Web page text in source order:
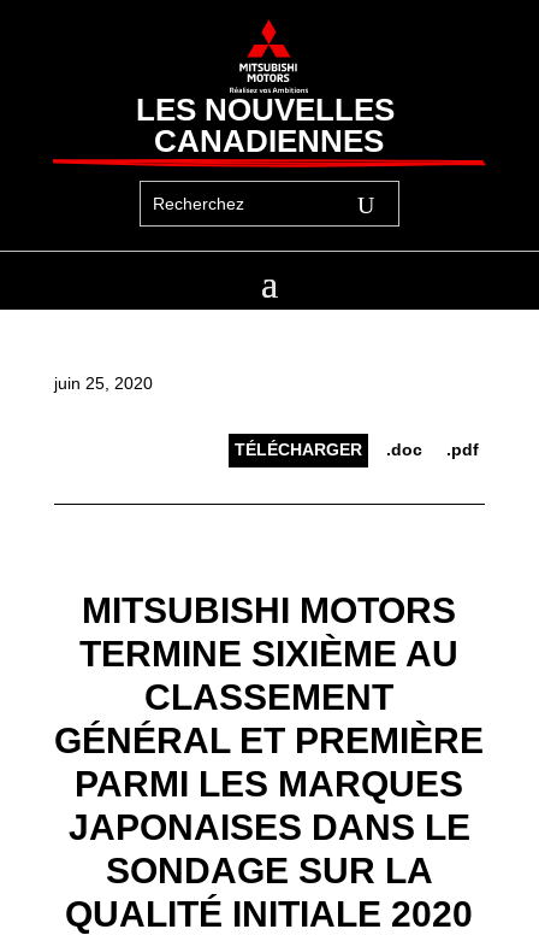
LES NOUVELLES
CANADIENNES
juin 25, 2020
TÉLÉCHARGER .doc .pdf
MITSUBISHI MOTORS
TERMINE SIXIÈME AU
CLASSEMENT
GÉNÉRAL ET PREMIÈRE
PARMI LES MARQUES
JAPONAISES DANS LE
SONDAGE SUR LA
QUALITÉ INITIALE 2020